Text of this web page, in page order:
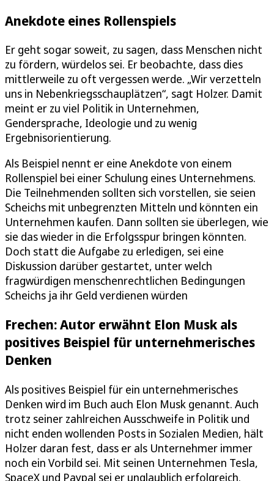
Anekdote eines Rollenspiels
Er geht sogar soweit, zu sagen, dass Menschen nicht
zu fördern, würdelos sei. Er beobachte, dass dies
mittlerweile zu oft vergessen werde. „Wir verzetteln
uns in Nebenkriegsschauplätzen“, sagt Holzer. Damit
meint er zu viel Politik in Unternehmen,
Gendersprache, Ideologie und zu wenig
Ergebnisorientierung.
Als Beispiel nennt er eine Anekdote von einem
Rollenspiel bei einer Schulung eines Unternehmens.
Die Teilnehmenden sollten sich vorstellen, sie seien
Scheichs mit unbegrenzten Mitteln und könnten ein
Unternehmen kaufen. Dann sollten sie überlegen, wie
sie das wieder in die Erfolgsspur bringen könnten.
Doch statt die Aufgabe zu erledigen, sei eine
Diskussion darüber gestartet, unter welch
fragwürdigen menschenrechtlichen Bedingungen
Scheichs ja ihr Geld verdienen würden
Frechen: Autor erwähnt Elon Musk als
positives Beispiel für unternehmerisches
Denken
Als positives Beispiel für ein unternehmerisches
Denken wird im Buch auch Elon Musk genannt. Auch
trotz seiner zahlreichen Ausschweife in Politik und
nicht enden wollenden Posts in Sozialen Medien, hält
Holzer daran fest, dass er als Unternehmer immer
noch ein Vorbild sei. Mit seinen Unternehmen Tesla,
SpaceX und Paypal sei er unglaublich erfolgreich.